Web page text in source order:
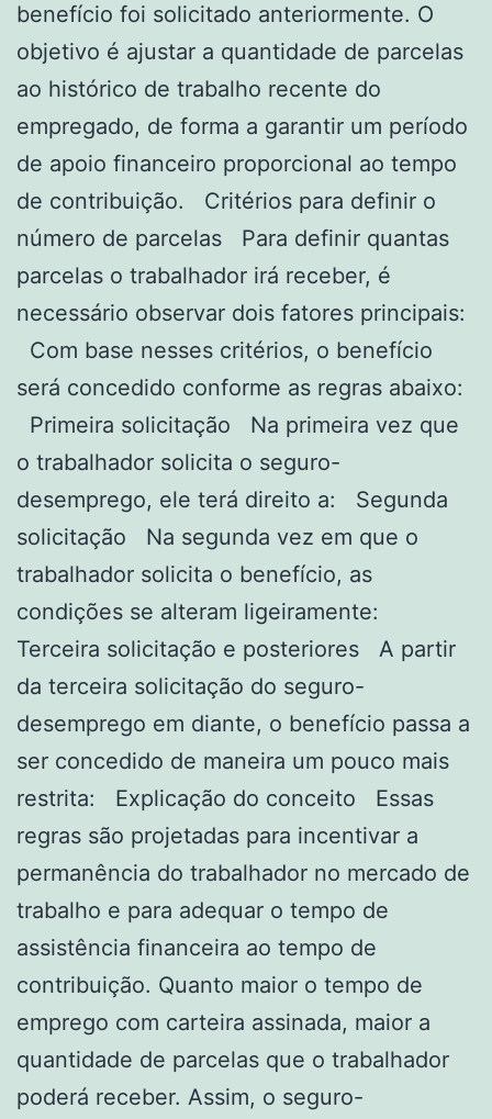
benefício foi solicitado anteriormente. O
objetivo é ajustar a quantidade de parcelas
ao histórico de trabalho recente do
empregado, de forma a garantir um período
de apoio financeiro proporcional ao tempo
de contribuição. Critérios para definir o
número de parcelas Para definir quantas
parcelas o trabalhador irá receber, é
necessário observar dois fatores principais:
Com base nesses critérios, o benefício
será concedido conforme as regras abaixo:
Primeira solicitação Na primeira vez que
o trabalhador solicita o seguro-
desemprego, ele terá direito a: Segunda
solicitação Na segunda vez em que o
trabalhador solicita o benefício, as
condições se alteram ligeiramente:
Terceira solicitação e posteriores A partir
da terceira solicitação do seguro-
desemprego em diante, o benefício passa a
ser concedido de maneira um pouco mais
restrita: Explicação do conceito Essas
regras são projetadas para incentivar a
permanência do trabalhador no mercado de
trabalho e para adequar o tempo de
assistência financeira ao tempo de
contribuição. Quanto maior o tempo de
emprego com carteira assinada, maior a
quantidade de parcelas que o trabalhador
poderá receber. Assim, o seguro-